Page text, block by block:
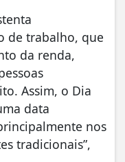
de trabalho, que
da renda,
Assim, o Dia
data
nos
tradicionais”,